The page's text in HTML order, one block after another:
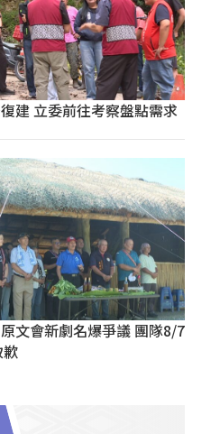
建 立委前往考察盤點需求
原文會新劇名爆爭議 團隊8/7